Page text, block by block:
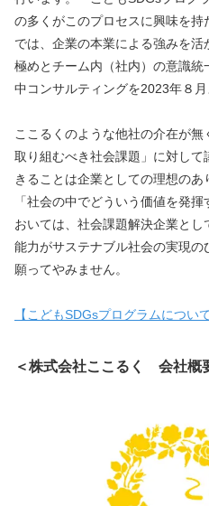
の多くがこのプロセスに興味を持
では、企業の本業による強みを
極めとチーム内（社内）の意識
中コンサルティングを2023年８月
ここるくのような他社の介在が
取り組むべき社会課題」に対し
きることは企業としての理想の
「社会の中でどういう価値を発
おいては、社会課題解決企業と
能力がサステナブル社会の実現
願ってやみません。
【こどもSDGsプログラムについ
＜株式会社ここるく　会社概